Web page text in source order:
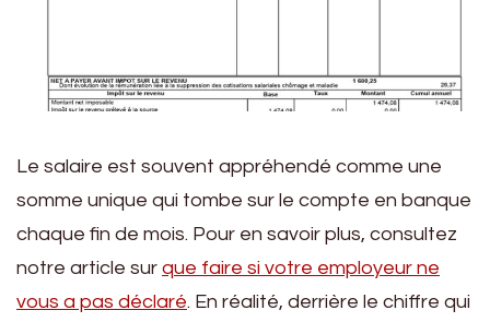
Le salaire est souvent appréhendé comme une
somme unique qui tombe sur le compte en banque
chaque fin de mois. Pour en savoir plus, consultez
notre article sur que faire si votre employeur ne
vous a pas déclaré. En réalité, derrière le chiffre qui